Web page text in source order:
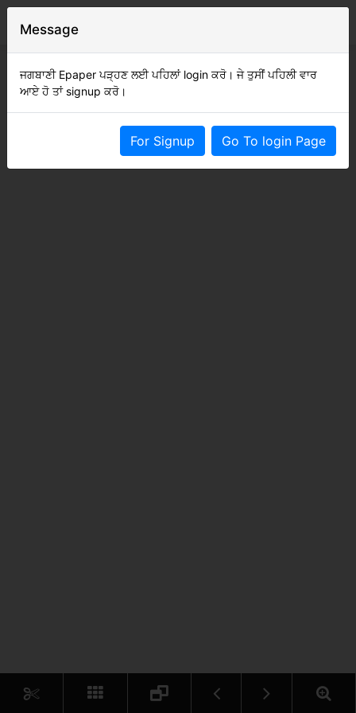
Message
ਜਗਬਾਣੀ Epaper ਪੜ੍ਹਣ ਲਈ ਪਹਿਲਾਂ login ਕਰੋ। ਜੇ ਤੁਸੀਂ ਪਹਿਲੀ ਵਾਰ
ਆਏ ਹੋ ਤਾਂ signup ਕਰੋ।
For Signup Go To login Page